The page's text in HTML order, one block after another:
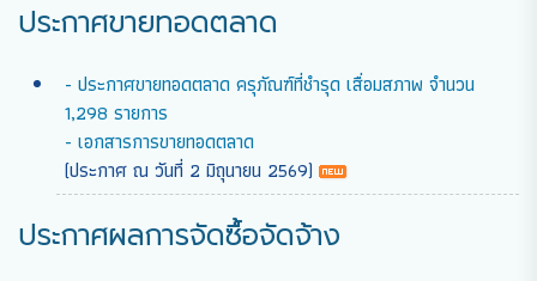
ประกาศขายทอดตลาด
- ประกาศขายทอดตลาด ครุภัณฑ์ที่ชำรุด เสื่อมสภาพ จำนวน
1,298 รายการ
- เอกสารการขายทอดตลาด
(ประกาศ ณ วันที่ 2 มิถุนายน 2569)
ประกาศผลการจัดซื้อจัดจ้าง